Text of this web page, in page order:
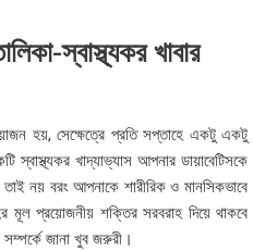
স্বাস্থ্যকর খাবার
হয়, সেক্ষেত্রে প্রতি সপ্তাহে একটু একটু
স্বাস্থ্যকর খাদ্যাভ্যাস আপনার ডায়াবেটিসকে
নয় বরং আপনাকে শারীরিক ও মানসিকভাবে
মূল প্রয়োজনীয় শক্তির সরবরাহ দিয়ে থাকবে
সম্পর্কে জানা খুব জরুরী।